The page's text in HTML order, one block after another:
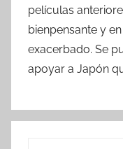
películas
bienpensante y
exacerbado. Se
apoyar a Japón